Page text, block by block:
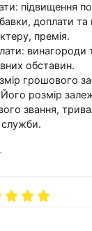
підвищення
доплати
премія.
винагороди
обставин.
грошового
розмір
звання,
служби.